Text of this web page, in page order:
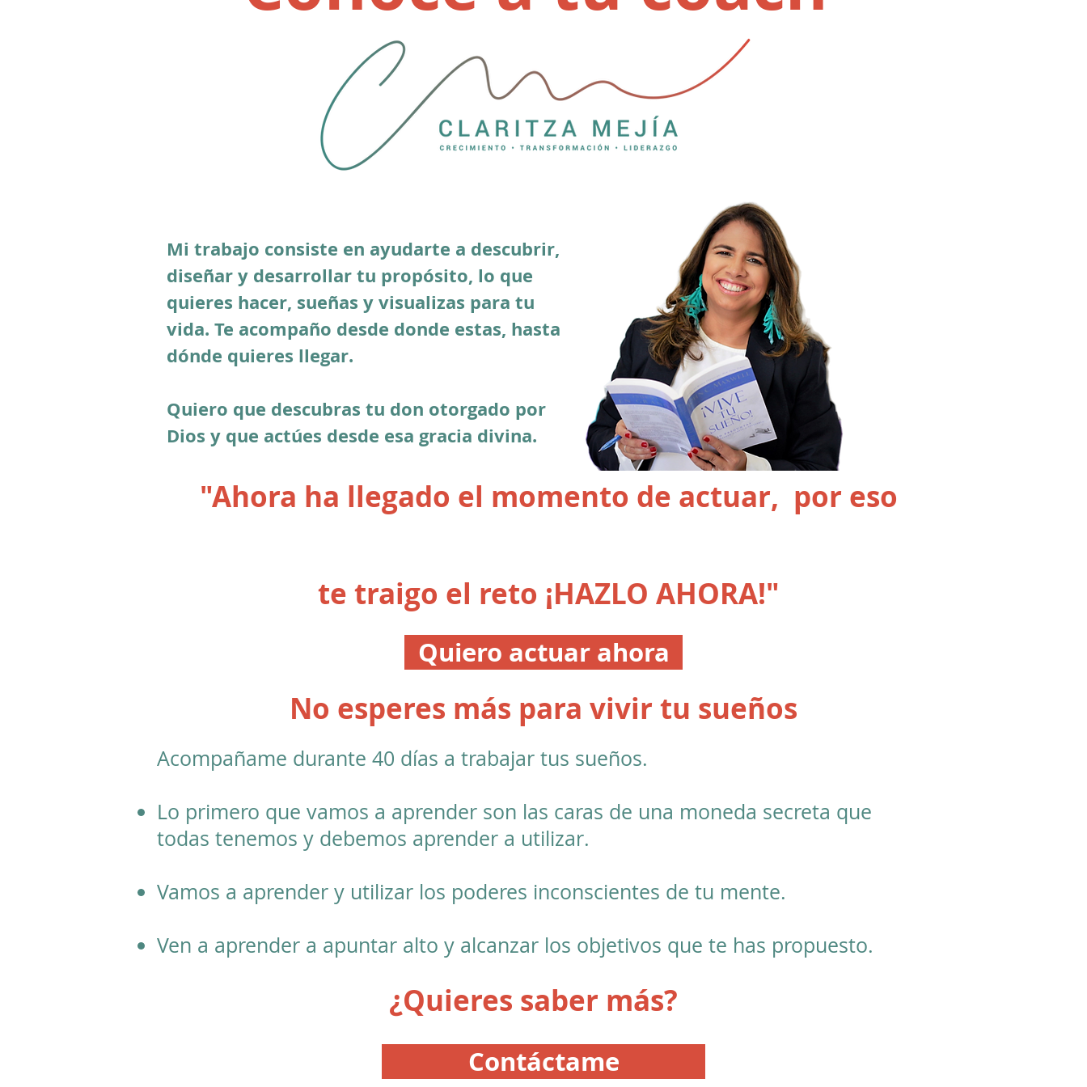
Mi trabajo consiste en ayudarte a descubrir,
diseñar y desarrollar tu propósito, lo que
quieres hacer, sueñas y visualizas para tu
vida. Te acompaño desde donde estas, hasta
dónde quieres llegar.
Quiero que descubras tu don otorgado por
Dios y que actúes desde esa gracia divina.
"Ahora ha llegado el momento de actuar, por eso
te traigo el reto ¡HAZLO AHORA!"
Quiero actuar ahora
No esperes más para vivir tu sueños
Acompañame durante 40 días a trabajar tus sueños.
Lo primero que vamos a aprender son las caras de una moneda secreta que
todas tenemos y debemos aprender a utilizar.
Vamos a aprender y utilizar los poderes inconscientes de tu mente.
Ven a aprender a apuntar alto y alcanzar los objetivos que te has propuesto.
¿Quieres saber más?
Contáctame